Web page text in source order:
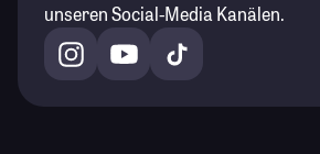
unseren Social-Media Kanälen.